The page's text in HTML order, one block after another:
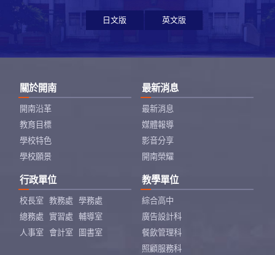
日文版 英文版
關於開南
開南沿革
教育目標
學校特色
學校願景
最新消息
最新消息
媒體報導
影音分享
開南榮耀
行政單位
校長室 教務處
學務處
總務處
實習處
輔導室
人事室
會計室 圖書室
教學單位
綜合高中
廣告設計科
餐飲管理科
照顧服務科